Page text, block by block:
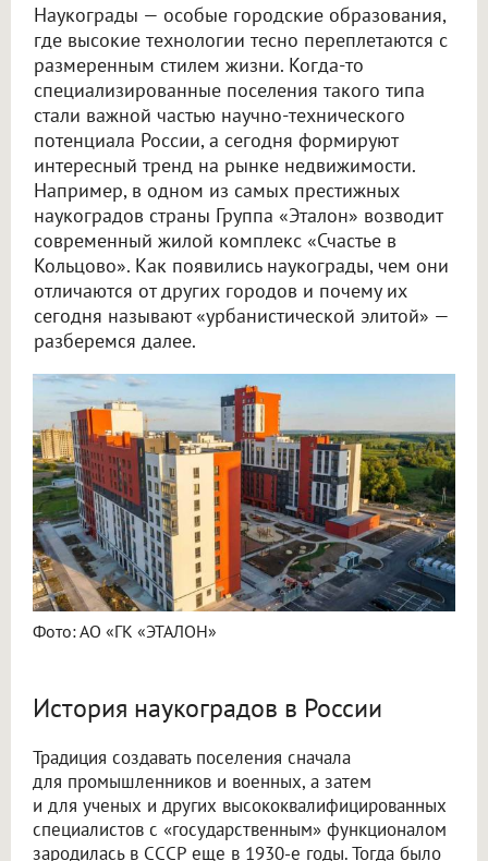
Наукограды — особые городские образования,
где высокие технологии тесно переплетаются с
размеренным стилем жизни. Когда-то
специализированные поселения такого типа
стали важной частью научно-технического
потенциала России, а сегодня формируют
интересный тренд на рынке недвижимости.
Например, в одном из самых престижных
наукоградов страны Группа «Эталон» возводит
современный жилой комплекс «Счастье в
Кольцово». Как появились наукограды, чем они
отличаются от других городов и почему их
сегодня называют «урбанистической элитой» —
разберемся далее.
Фото: АО «ГК «ЭТАЛОН»
История наукоградов в России
Традиция создавать поселения сначала
для промышленников и военных, а затем
и для ученых и других высококвалифицированных
специалистов с «государственным» функционалом
зародилась в СССР еще в 1930-е годы. Тогда было